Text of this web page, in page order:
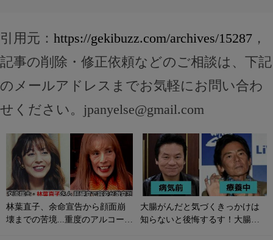
引用元： https://gekibuzz.com/archives/15287 ，
記事の削除・修正依頼などのご相談は、下記
のメールアドレスまでお気軽にお問い合わ
せください。 jpanyelse@gmail.com
林葉直子、余命宣告から顔面崩
壊までの苦境...重度のアルコール
大腸がんだと気づくきっかけは
知らないと後悔するす！大腸が